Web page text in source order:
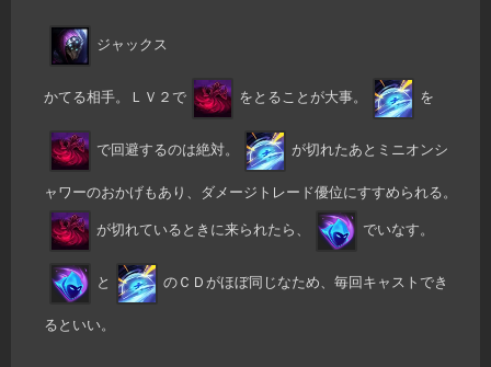
ジャックス
かてる相手。ＬＶ２で をとることが大事。 を
で回避するのは絶対。 が切れたあとミニオンシ
ャワーのおかげもあり、ダメージトレード優位にすすめられる。
が切れているときに来られたら、
でいなす。
と のＣＤがほぼ同じなため、毎回キャストでき
るといい。